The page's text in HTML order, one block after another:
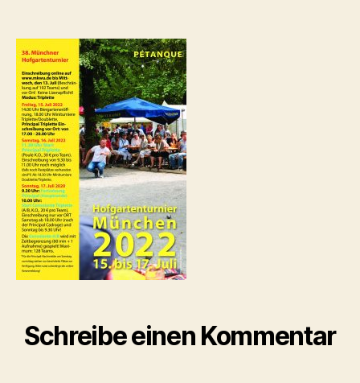
Schreibe einen Kommentar